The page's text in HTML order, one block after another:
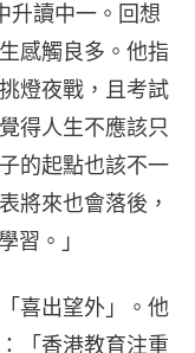
升讀中一。回想
感觸良多。他指
燈夜戰，且考試
得人生不應該只
的起點也該不一
將來也會落後，
習。」
喜出望外」。他
「香港教育注重